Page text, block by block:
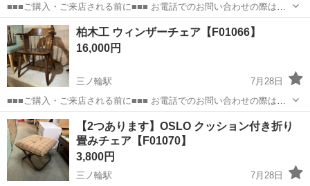
■■■ご購入・ご来店される前に■■■ お電話でのお問い合わせの際は、
【F+++++】の管理番号をお伝え頂けるとスムーズにご案内させて頂け
ます。 【管理番号】 【F01065】 ※お品物は店頭ではなく少し離れた
倉庫にて...
東京 荒川区 三ノ輪駅 椅子 ウィンザーチェア
柏木工 ウィンザーチェア【F01066】
16,000円
三ノ輪駅
7月28日
■■■ご購入・ご来店される前に■■■ お電話でのお問い合わせの際は、
【F+++++】の管理番号をお伝え頂けるとスムーズにご案内させて頂け
ます。 【管理番号】 【F01066】 ※お品物は店頭ではなく少し離れた
倉庫にて...
東京 荒川区 三ノ輪駅 椅子 ウィンザーチェア
【2つあります】OSLO クッション付き折り
畳みチェア【F01070】
3,800円
三ノ輪駅
7月28日